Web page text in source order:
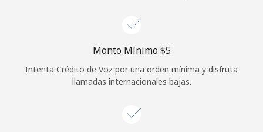
Monto Mínimo ⁦$5⁩
Intenta Crédito de Voz por una orden mínima y disfruta
llamadas internacionales bajas.